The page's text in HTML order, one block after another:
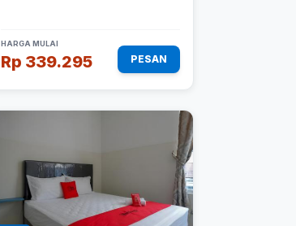
HARGA MULAI
Rp 339.295 PESAN